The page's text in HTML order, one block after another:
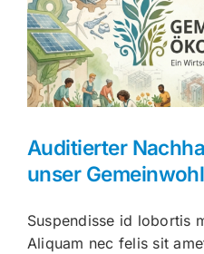
Auditierter
unser
Suspendisse id lobortis
Aliquam nec felis sit